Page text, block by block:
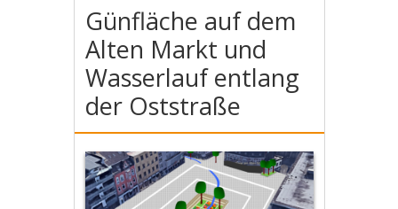
Günfläche auf dem
Alten Markt und
Wasserlauf entlang
der Oststraße